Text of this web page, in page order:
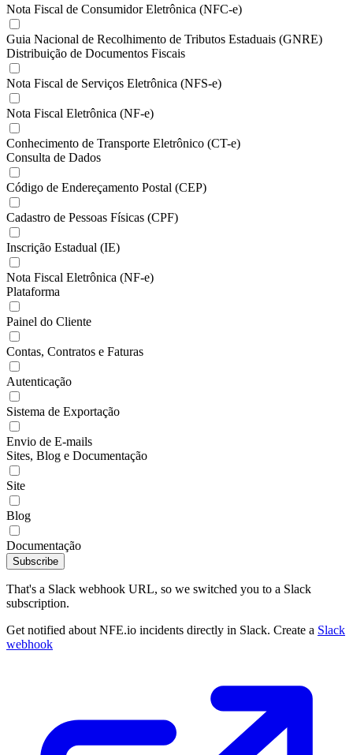
Nota Fiscal de Consumidor Eletrônica (NFC-e)
Guia Nacional de Recolhimento de Tributos Estaduais (GNRE)
Distribuição de Documentos Fiscais
Nota Fiscal de Serviços Eletrônica (NFS-e)
Nota Fiscal Eletrônica (NF-e)
Conhecimento de Transporte Eletrônico (CT-e)
Consulta de Dados
Código de Endereçamento Postal (CEP)
Cadastro de Pessoas Físicas (CPF)
Inscrição Estadual (IE)
Nota Fiscal Eletrônica (NF-e)
Plataforma
Painel do Cliente
Contas, Contratos e Faturas
Autenticação
Sistema de Exportação
Envio de E-mails
Sites, Blog e Documentação
Site
Blog
Documentação
Subscribe
That's a Slack webhook URL, so we switched you to a Slack
subscription.
Get notified about NFE.io incidents directly in Slack. Create a Slack
webhook